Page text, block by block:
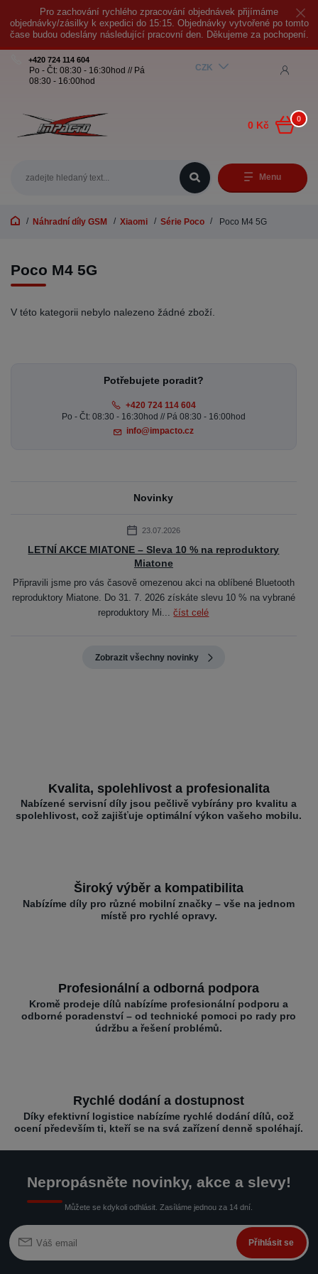
Pro zachování rychlého zpracování objednávek přijímáme
objednávky/zásilky k expedici do 15:15. Objednávky vytvořené po tomto
čase budou odeslány následující pracovní den. Děkujeme za pochopení.
Menu
CZK
+420 724 114 604
Po - Čt: 08:30 - 16:30hod // Pá
08:30 - 16:00hod
0
0 Kč
Náhradní díly GSM Xiaomi Série Poco Poco M4 5G
Poco M4 5G
V této kategorii nebylo nalezeno žádné zboží.
Potřebujete poradit?
+420 724 114 604
Po - Čt: 08:30 - 16:30hod // Pá 08:30 - 16:00hod
info@impacto.cz
Novinky
23.07.2026
LETNÍ AKCE MIATONE – Sleva 10 % na reproduktory
Miatone
Připravili jsme pro vás časově omezenou akci na oblíbené Bluetooth
reproduktory Miatone. Do 31. 7. 2026 získáte slevu 10 % na vybrané
reproduktory Mi...číst celé
Zobrazit všechny novinky
Kvalita, spolehlivost a profesionalita
Nabízené servisní díly jsou pečlivě vybírány pro kvalitu a
spolehlivost, což zajišťuje optimální výkon vašeho mobilu.
Široký výběr a kompatibilita
Nabízíme díly pro různé mobilní značky – vše na jednom
místě pro rychlé opravy.
Profesionální a odborná podpora
Kromě prodeje dílů nabízíme profesionální podporu a
odborné poradenství – od technické pomoci po rady pro
údržbu a řešení problémů.
Rychlé dodání a dostupnost
Díky efektivní logistice nabízíme rychlé dodání dílů, což
ocení především ti, kteří se na svá zařízení denně spoléhají.
Nepropásněte novinky, akce a slevy!
Můžete se kdykoli odhlásit. Zasíláme jednou za 14 dní.
Přihlásit se